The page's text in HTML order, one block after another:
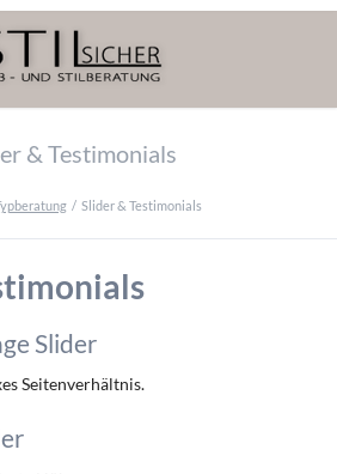
& Testimonials
Slider & Testimonials
Slider
Seitenverhältnis.